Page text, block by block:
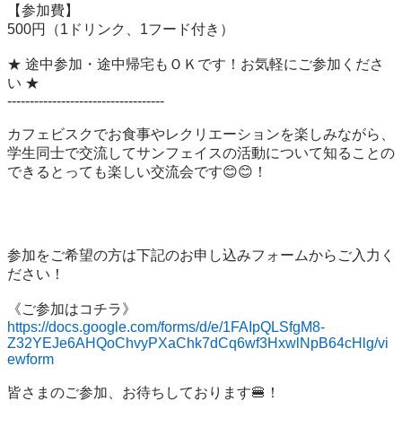
【参加費】
500円（1ドリンク、1フード付き）
★ 途中参加・途中帰宅もＯＫです！お気軽にご参加くださ
い ★
-----------------------------------
カフェビスクでお食事やレクリエーションを楽しみながら、
学生同士で交流してサンフェイスの活動について知ることの
できるとっても楽しい交流会です😊😊！⁡⁡
参加をご希望の方は下記のお申し込みフォームからご入力く
ださい！
https://docs.google.com/forms/d/e/1FAIpQLSfgM8-
Z32YEJe6AHQoChvyPXaChk7dCq6wf3HxwlNpB64cHlg/vi
ewform